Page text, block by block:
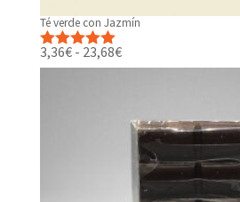
Té verde con Jazmín
Valorado
con5.00de
3,36€ - 23,68€Rango
de
3,36€
hasta
23,68€